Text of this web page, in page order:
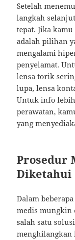
Setelah
langkah
tepat. Jika
adalah pilihan
mengalami
penyelamat.
lensa torik
lupa, lensa
Untuk info
perawatan,
yang
Prosedur
Diketahui
Dalam
medis mungkin
salah satu
menghilangkan